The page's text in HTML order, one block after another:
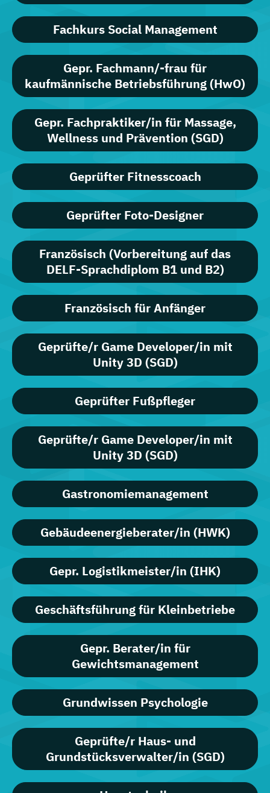
Fachkurs Social Management
Gepr. Fachmann/-frau für
kaufmännische Betriebsführung (HwO)
Gepr. Fachpraktiker/in für Massage,
Wellness und Prävention (SGD)
Geprüfter Fitnesscoach
Geprüfter Foto-Designer
Französisch (Vorbereitung auf das
DELF-Sprachdiplom B1 und B2)
Französisch für Anfänger
Geprüfte/r Game Developer/in mit
Unity 3D (SGD)
Geprüfter Fußpfleger
Geprüfte/r Game Developer/in mit
Unity 3D (SGD)
Gastronomiemanagement
Gebäudeenergieberater/in (HWK)
Gepr. Logistikmeister/in (IHK)
Geschäftsführung für Kleinbetriebe
Gepr. Berater/in für
Gewichtsmanagement
Grundwissen Psychologie
Geprüfte/r Haus- und
Grundstücksverwalter/in (SGD)